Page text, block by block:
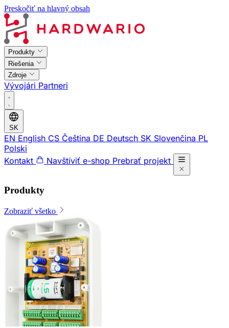
Preskočiť na hlavný obsah
Produkty
Riešenia
Zdroje
Vývojári Partneri
SK
EN English CS Čeština DE Deutsch SK Slovenčina PL
Polski
Kontakt
Navštíviť e-shop Prebrať projekt
Produkty
Zobraziť všetko